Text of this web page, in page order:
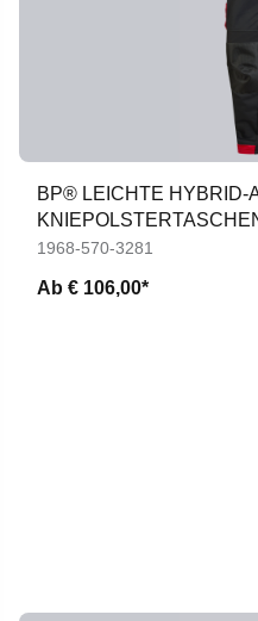
BP® LEICHTE HYBRID-
1968-570-3281
Ab € 106,00*